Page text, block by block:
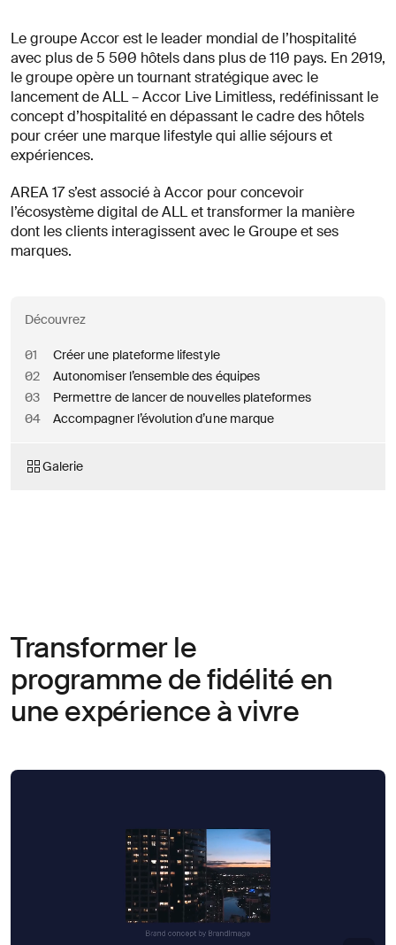
Le groupe Accor est le leader mondial de l’hospitalité
avec plus de 5 500 hôtels dans plus de 110 pays. En 2019,
le groupe opère un tournant stratégique avec le
lancement de ALL – Accor Live Limitless, redéfinissant le
concept d’hospitalité en dépassant le cadre des hôtels
pour créer une marque lifestyle qui allie séjours et
expériences.
AREA 17 s’est associé à Accor pour concevoir
l’écosystème digital de ALL et transformer la manière
dont les clients interagissent avec le Groupe et ses
marques.
Découvrez
01
Créer une plateforme lifestyle
02
Autonomiser l’ensemble des équipes
03
Permettre de lancer de nouvelles plateformes
04
Accompagner l’évolution d’une marque
OuvrirGalerie
Transformer le
programme de fidélité en
une expérience à vivre
Décrivez votre défi
Attacher un fichier
À propos
de votre
entreprise
propos
vous
de
recevoir
les
analyses
et
Linkedin
Instagram
Diversité, Equité & Inclusion
Confidentialité
© AREA 17 English version